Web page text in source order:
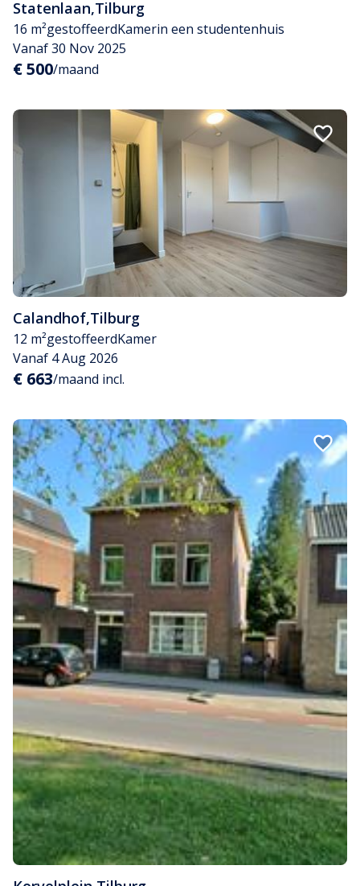
Statenlaan,Tilburg
16 m²gestoffeerdKamerin een studentenhuis
Vanaf 30 Nov 2025
€ 500/maand
Calandhof,Tilburg
12 m²gestoffeerdKamer
Vanaf 4 Aug 2026
€ 663/maand incl.